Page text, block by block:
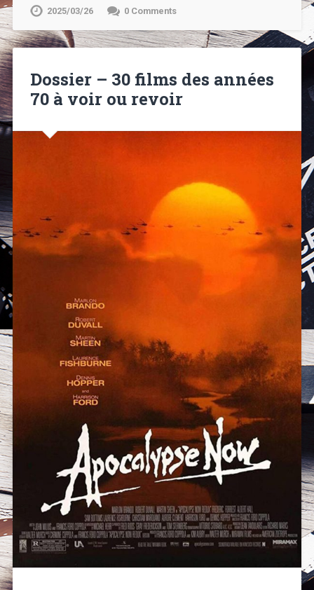
2025/03/26 0 Comments
Dossier – 30 films des années
70 à voir ou revoir